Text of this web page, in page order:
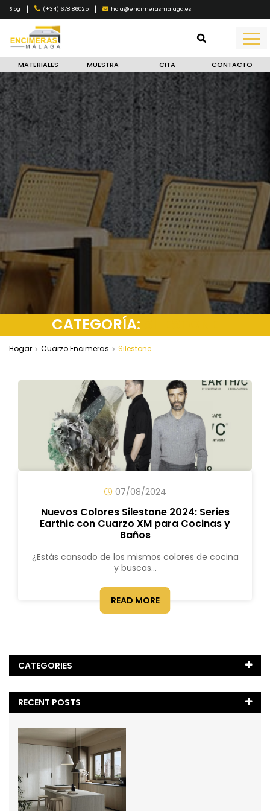
Blog | (+34) 678186025 | hola@encimerasmalaga.es
MATERIALES MUESTRA CITA CONTACTO
CATEGORÍA:
Hogar Cuarzo Encimeras Silestone
07/08/2024
Nuevos Colores Silestone 2024: Series
Earthic con Cuarzo XM para Cocinas y
Baños
¿Estás cansado de los mismos colores de cocina
y buscas...
READ MORE
CATEGORIES
¿Cómo?(2)
Comparativa de Encimeras
Comparativas(1)
RECENT POSTS